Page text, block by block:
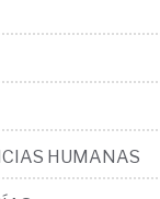
HUMANAS